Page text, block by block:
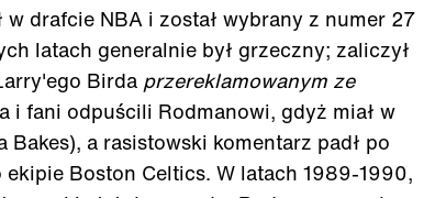
drafcie NBA i został wybrany z numer 27
latach generalnie był grzeczny; zaliczył
Birda przereklamowanym ze
i fani odpuścili Rodmanowi, gdyż miał w
a rasistowski komentarz padł po
Boston Celtics. W latach 1989-1990,